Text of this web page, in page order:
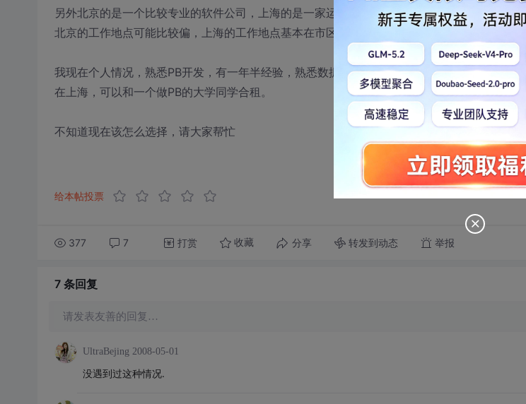
另外北京的是一个比较专业的软件公司，上海的是一家运输企业的下属软件公司
北京的工作地点可能比较偏，上海的工作地点基本在市区
我现在个人情况，熟悉PB开发，有一年半经验，熟悉数据库及SQL语言。
在上海，可以和一个做PB的大学同学合租。
不知道现在该怎么选择，请大家帮忙
给本帖投票
377 7 打赏 收藏 分享 转发到动态 举报
7 条回复
请发表友善的回复…
UltraBejing 2008-05-01
没遇到过这种情况.